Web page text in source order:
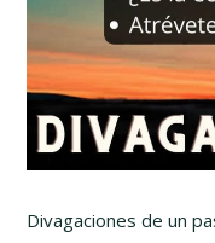
Divagaciones de un